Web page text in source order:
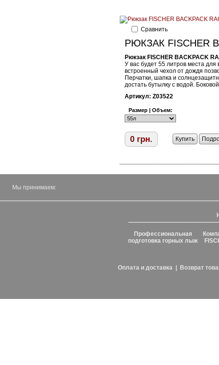
Cравнить
РЮКЗАК FISCHER
Рюкзак FISCHER BACKPACK
У вас будет 55 литров места
встроенный чехол от дождя
Перчатки, шапка и
достать бутылку с водой.
Артикул: Z03522
Размер | Объем:
0 грн. Купить
Мы принимаем:
Профессиональная
подготовка горных лыж
Оплата и доставка Возврат